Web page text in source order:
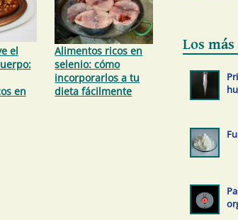
el
en
Alimentos ricos en
selenio: cómo
incorporarlos a tu
dieta fácilmente
Los